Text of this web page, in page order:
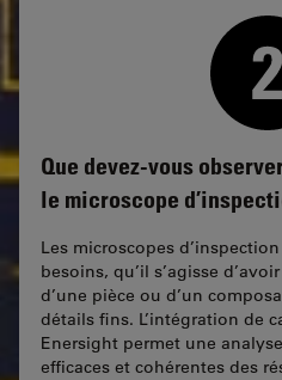
Que devez-vous
le microscope
Les microscopes
besoins, qu’il s’agisse
d’une pièce ou d’un
détails fins. L’intégration de
Enersight permet une
efficaces et cohérentes des